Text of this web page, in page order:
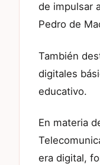
de impulsar
Pedro de
También
digitales
educativo.
En materia
era digital,